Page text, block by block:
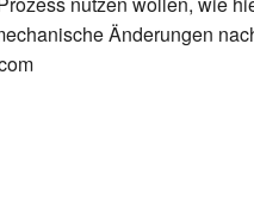
Änderungen